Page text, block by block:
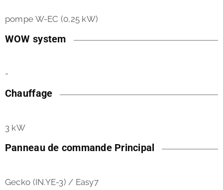
pompe W-EC (0,25 kW)
WOW system
-
Chauffage
3 kW
Panneau de commande Principal
Gecko (IN.YE-3) / Easy7